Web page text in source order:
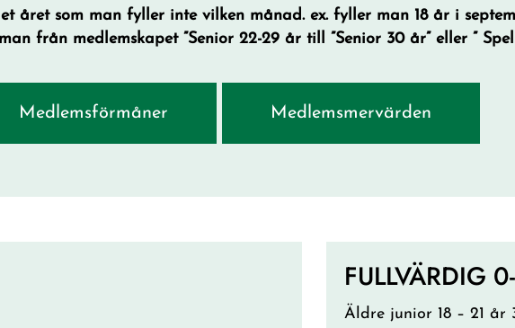
året som man fyller inte vilken månad. ex. fyller man 18 år i
från medlemskapet ”Senior 22-29 år till ”Senior 30 år” eller ”
Medlemsförmåner Medlemsmervärden
FULLVÄRDIG
Äldre junior 18 – 21 år